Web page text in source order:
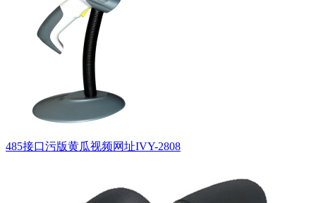
485接口污版黄瓜视频网址IVY-2808